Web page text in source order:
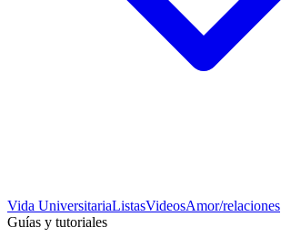
Vida UniversitariaListasVideosAmor/relaciones
Guías y tutoriales